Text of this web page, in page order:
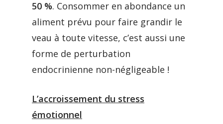
50 %. Consommer en abondance un
aliment prévu pour faire grandir le
veau à toute vitesse, c’est aussi une
forme de perturbation
endocrinienne non-négligeable !
L’accroissement du stress
émotionnel